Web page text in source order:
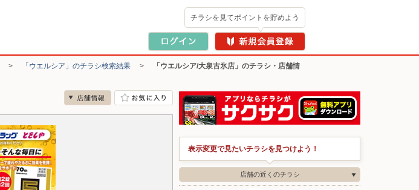
チラシを見てポイントを貯めよう
> 「ウエルシア」のチラシ検索結果 >
「ウエルシア/大泉古氷店」のチラシ・店舗情
表示変更で見たいチラシを見つけよう！
店舗の近くのチラシ